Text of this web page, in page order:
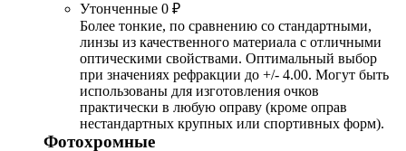
Утонченные 0 ₽
Более тонкие, по сравнению со стандартными,
линзы из качественного материала с отличными
оптическими свойствами. Оптимальный выбор
при значениях рефракции до +/- 4.00. Могут быть
использованы для изготовления очков
практически в любую оправу (кроме оправ
нестандартных крупных или спортивных форм).
Фотохромные